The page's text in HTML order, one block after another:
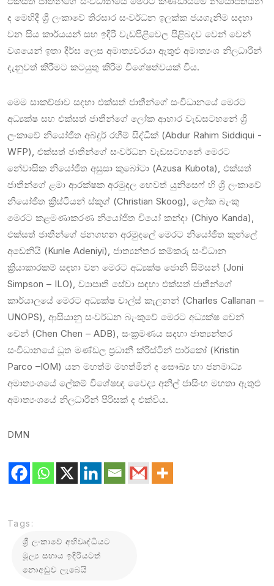
ද මෙහිදී ශ්‍රී ලංකාවේ තිරසාර සංවර්ධන ඉලක්ක ජයගැනිම සදහා
වන සිය කාර්යයන් සහ ඉදිරි වැඩපිළිවෙල පිළිබදව වෙන් වෙන්
වශයෙන් ඉතා දීර්ඝ ලෙස අමාත්‍යවරයා ඇතුළු අමාත්‍යංශ නිලධාරීන්
දැනුවත් කිරීමට කටයුතු කිරිම විශේෂත්වයක් විය.
මෙම සාකච්ඡාව සදහා එක්සත් ජාතීන්ගේ සංවිධාන‌යේ මෙරට
අධ්‍යක්ෂ සහ එක්සත් ජාතීන්ගේ ලෝක ආහාර වැඩසටහනේ ශ්‍රී
ලංකාවේ නියෝජිත අබ්දුර් රහීම් සිද්ධික් (Abdur Rahim Siddiqui -
WFP), එක්සත් ජාතීන්ගේ සංවර්ධන වැඩසටහනේ මෙරට
නේවාසික නියෝජිත අසුසා කුබෝටා (Azusa Kubota), එක්සත්
ජාතීන්ගේ ළමා ආරක්ෂක අරමුදල හෙවත් යුනිසෙෆ් හි ශ්‍රී ලංකාවේ
නියෝජිත ක්‍රිස්ටියන් ස්කූග් (Christian Skoog), ලෝක බැංකු
මෙරට කළමණාකරණ නියෝජිත චියෝ කන්දා (Chiyo Kanda),
එක්සත් ජාතීන්ගේ ජනගහන අරමුදලේ මෙරට නියෝජිත කුන්ලේ
අඩෙනියි (Kunle Adeniyi), ජාත්‍යන්තර කම්කරු සංවිධාන
ක්‍රියාකාරකම් සඳහා වන මෙරට අධ්‍යක්ෂ ජොනි සිම්සන් (Joni
Simpson – ILO), ව්‍යාපෘති සේවා සඳහා එක්සත් ජාතීන්ගේ
කාර්යාලයේ මෙරට අධ්‍යක්ෂ චාල්ස් කැලනන් (Charles Callanan –
UNOPS), ආසියානු සංවර්ධන බැංකුවේ මෙරට අධ්‍යක්ෂ චෙන්
චෙන් (Chen Chen – ADB), සංක්‍රමණය සදහා ජාත්‍යන්තර
සංවිධානයේ ධූත මණ්ඩල ප්‍රධානී ක්රිස්ටින් පාර්කෝ (Kristin
Parco –IOM) යන මහත්ම මහත්මීන් ද සෞඛ්‍ය හා ජනමාධ්‍ය
අමාත්‍යංශයේ ලේකම් විශේෂඥ වෛද්‍ය අනිල් ජාසිංහ මහතා ඇතුළු
අමාත්‍යංශයේ නිලධාරීන් පිරිසක් ද එක්විය.
DMN
Tags:
ශ්‍රී ලංකාවේ අභිවෘද්ධියට
මූල්‍ය සහාය ඉදිරියටත්
නොඅඩුව ලැබෙයි